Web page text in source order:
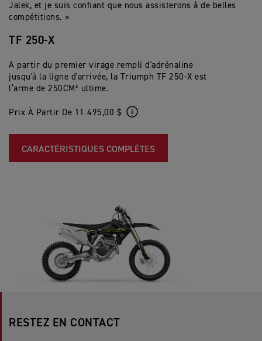
Jalek, et je suis confiant que nous assisterons à de belles
compétitions. »
TF 250-X
A partir du premier virage rempli d'adrénaline
jusqu'à la ligne d'arrivée, la Triumph TF 250-X est
l’arme de 250CM³ ultime.
Prix À Partir De 11 495,00 $
CARACTÉRISTIQUES COMPLÈTES
RESTEZ EN CONTACT